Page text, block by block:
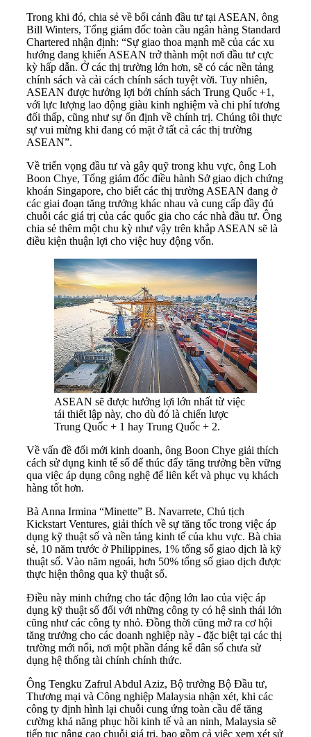
Trong khi đó, chia sẻ về bối cảnh đầu tư tại ASEAN, ông
Bill Winters, Tổng giám đốc toàn cầu ngân hàng Standard
Chartered nhận định: “Sự giao thoa mạnh mẽ của các xu
hướng đang khiến ASEAN trở thành một nơi đầu tư cực
kỳ hấp dẫn. Ở các thị trường lớn hơn, sẽ có các nền tảng
chính sách và cải cách chính sách tuyệt vời. Tuy nhiên,
ASEAN được hưởng lợi bởi chính sách Trung Quốc +1,
với lực lượng lao động giàu kinh nghiệm và chi phí tương
đối thấp, cũng như sự ổn định về chính trị. Chúng tôi thực
sự vui mừng khi đang có mặt ở tất cả các thị trường
ASEAN”.
Về triển vọng đầu tư và gây quỹ trong khu vực, ông Loh
Boon Chye, Tổng giám đốc điều hành Sở giao dịch chứng
khoán Singapore, cho biết các thị trường ASEAN đang ở
các giai đoạn tăng trưởng khác nhau và cung cấp đầy đủ
chuỗi các giá trị của các quốc gia cho các nhà đầu tư. Ông
chia sẻ thêm một chu kỳ như vậy trên khắp ASEAN sẽ là
điều kiện thuận lợi cho việc huy động vốn.
ASEAN sẽ được hưởng lợi lớn nhất từ ​​việc
tái thiết lập này, cho dù đó là chiến lược
Trung Quốc + 1 hay Trung Quốc + 2.
Về vấn đề đổi mới kinh doanh, ông Boon Chye giải thích
cách sử dụng kinh tế số để thúc đẩy tăng trưởng bền vững
qua việc áp dụng công nghệ để liên kết và phục vụ khách
hàng tốt hơn.
Bà Anna Irmina “Minette” B. Navarrete, Chủ tịch
Kickstart Ventures, giải thích về sự tăng tốc trong việc áp
dụng kỹ thuật số và nền tảng kinh tế của khu vực. Bà chia
sẻ, 10 năm trước ở Philippines, 1% tổng số giao dịch là kỹ
thuật số. Vào năm ngoái, hơn 50% tổng số giao dịch được
thực hiện thông qua kỹ thuật số.
Điều này minh chứng cho tác động lớn lao của việc áp
dụng kỹ thuật số đối với những công ty có hệ sinh thái lớn
cũng như các công ty nhỏ. Đồng thời cũng mở ra cơ hội
tăng trưởng cho các doanh nghiệp này - đặc biệt tại các thị
trường mới nổi, nơi một phần đáng kể dân số chưa sử
dụng hệ thống tài chính chính thức.
Ông Tengku Zafrul Abdul Aziz, Bộ trưởng Bộ Đầu tư,
Thương mại và Công nghiệp Malaysia nhận xét, khi các
công ty định hình lại chuỗi cung ứng toàn cầu để tăng
cường khả năng phục hồi kinh tế và an ninh, Malaysia sẽ
tiếp tục nâng cao chuỗi giá trị, bao gồm cả việc xem xét sử